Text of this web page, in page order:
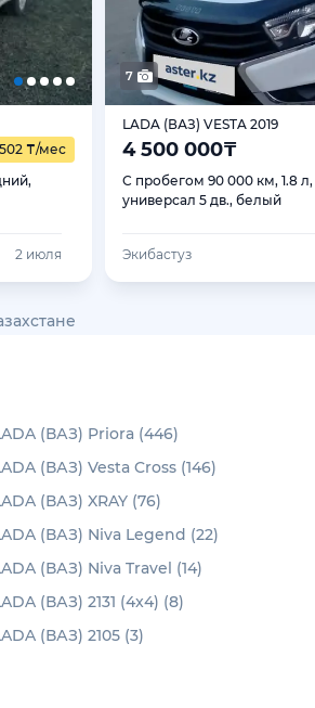
₸/мес
2 июля
7
LADA (ВАЗ) VESTA 2019
4 500 000₸
С пробегом 90 000 км, 1.8
универсал 5 дв., белый
Экибастуз
(ВАЗ) Priora (446)
(ВАЗ) Vesta Cross (146)
(ВАЗ) XRAY (76)
(ВАЗ) Niva Legend (22)
(ВАЗ) Niva Travel (14)
(ВАЗ) 2131 (4x4) (8)
(ВАЗ) 2105 (3)